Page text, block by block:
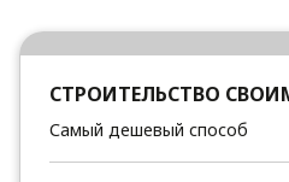
СТРОИТЕЛЬСТВО
Самый дешевый способ